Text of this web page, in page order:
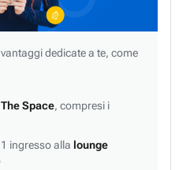
dedicate a te, come
The Space, compresi i
ingresso alla lounge